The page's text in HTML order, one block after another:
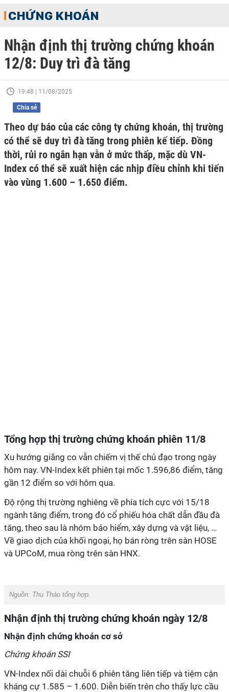
CHỨNG KHOÁN
Nhận định thị trường chứng khoán
12/8: Duy trì đà tăng
19:48 | 11/08/2025
Chia sẻ
Theo dự báo của các công ty chứng khoán, thị trường
có thể sẽ duy trì đà tăng trong phiên kế tiếp. Đồng
thời, rủi ro ngắn hạn vẫn ở mức thấp, mặc dù VN-
Index có thể sẽ xuất hiện các nhịp điều chỉnh khi tiến
vào vùng 1.600 – 1.650 điểm.
Tổng hợp thị trường chứng khoán phiên 11/8
Xu hướng giằng co vẫn chiếm vị thế chủ đạo trong ngày
hôm nay. VN-Index kết phiên tại mốc 1.596,86 điểm, tăng
gần 12 điểm so với hôm qua.
Độ rộng thị trường nghiêng về phía tích cực với 15/18
ngành tăng điểm, trong đó cổ phiếu hóa chất dẫn đầu đà
tăng, theo sau là nhóm bảo hiểm, xây dựng và vật liệu, …
Về giao dịch của khối ngoại, họ bán ròng trên sàn HOSE
và UPCoM, mua ròng trên sàn HNX.
Nguồn: Thu Thảo tổng hợp.
Nhận định thị trường chứng khoán ngày 12/8
Nhận định chứng khoán cơ sở
Chứng khoán SSI
VN-Index nối dài chuỗi 6 phiên tăng liên tiếp và tiệm cận
kháng cự 1.585 – 1.600. Diễn biến trên cho thấy lực cầu